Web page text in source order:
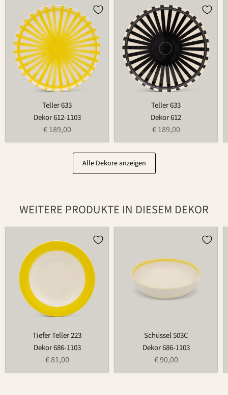
Teller 633
Dekor 612-1103
€ 189,00
Teller 633
Dekor 612
€ 189,00
Alle Dekore anzeigen
WEITERE PRODUKTE IN DIESEM DEKOR
Tiefer Teller 223
Dekor 686-1103
€ 81,00
Schüssel 503C
Dekor 686-1103
€ 90,00